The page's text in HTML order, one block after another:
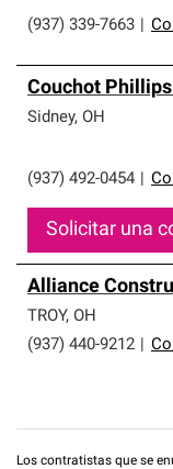
(937) 339-7663
Couchot
Sidney, OH
(937) 492-0454
Solicitar una
Alliance
TROY, OH
(937) 440-9212
Los contratistas que se